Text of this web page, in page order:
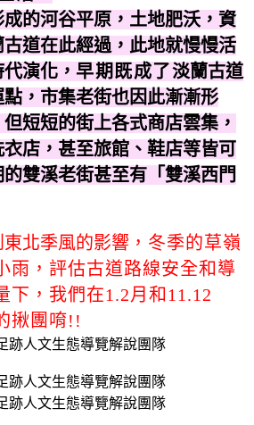
的河谷平原 ，土地肥沃，資
道在此經過，此地就慢慢活
演化， 早期既成了淡蘭古道
點 ，市集老街也因此漸漸形
但短短的街上各式商店雲集，
店，甚至旅館、鞋店等皆可
雙溪老街甚至有「雙溪西門
北季風的影響 ，冬季的草嶺
雨，評估古道路線安全和導
下，我們在1.2月和11.12
揪團唷!!